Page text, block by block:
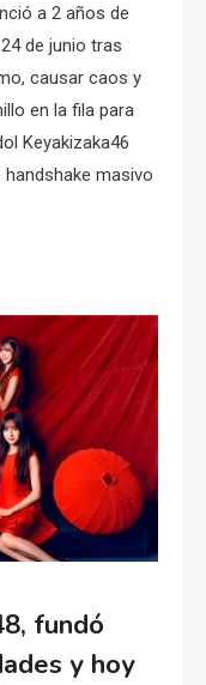
a 2 años de
de junio tras
causar caos y
en la fila para
Keyakizaka46
masivo
fundó
y hoy